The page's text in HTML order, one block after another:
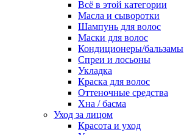
Всё в этой категории
Масла и сыворотки
Шампунь для волос
Маски для волос
Кондиционеры/бальзамы
Спреи и лосьоны
Укладка
Краска для волос
Оттеночные средства
Хна / басма
Уход за лицом
Красота и уход